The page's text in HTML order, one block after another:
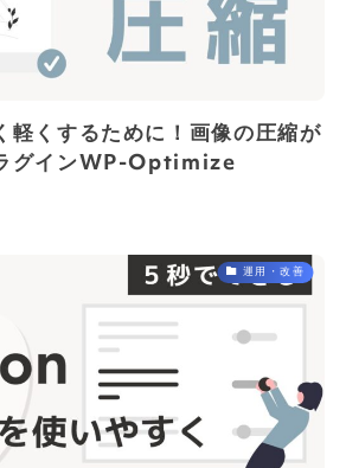
軽くするために！画像の圧縮が
グインWP-Optimize
運用・改善